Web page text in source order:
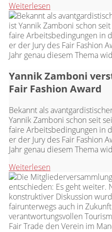
Weiterlesen
Yannik Zamboni
Fair Fashion Award
Bekannt als
Yannik Zamboni schon seit
faire Arbeitsbedingungen in
er der Jury des Fair Fashion
Jahr genau diesem Thema
Weiterlesen